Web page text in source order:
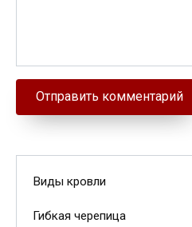
Виды кровли
Гибкая черепица